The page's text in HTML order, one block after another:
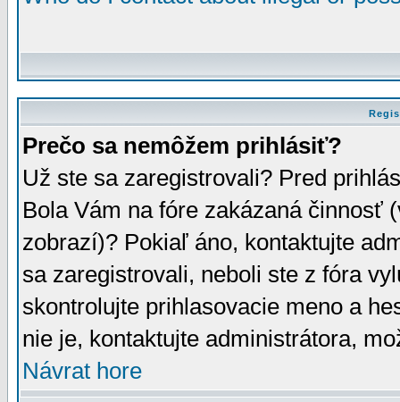
Prečo sa nemôžem prihlásiť?
Už ste sa zaregistrovali? Pred
Bola Vám na fóre zakázaná činnosť
zobrazí)? Pokiaľ áno, kontaktujte
sa zaregistrovali, neboli ste z fóra
skontrolujte prihlasovacie meno a
nie je, kontaktujte administrátora,
Návrat hore